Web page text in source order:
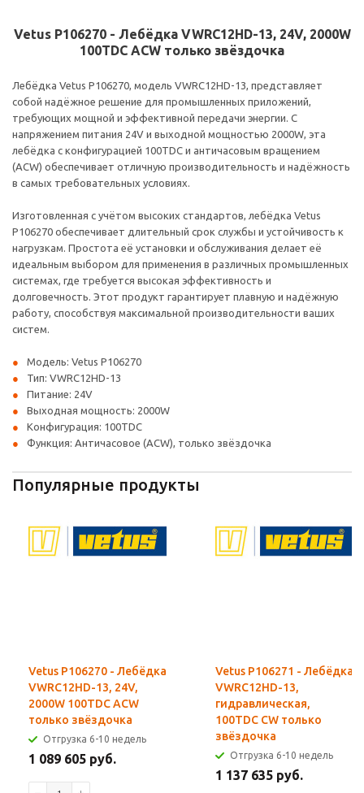
Vetus P106270 - Лебёдка VWRC12HD-13, 24V, 2000W
100TDC ACW только звёздочка
Лебёдка Vetus P106270, модель VWRC12HD-13, представляет
собой надёжное решение для промышленных приложений,
требующих мощной и эффективной передачи энергии. С
напряжением питания 24V и выходной мощностью 2000W, эта
лебёдка с конфигурацией 100TDC и античасовым вращением
(ACW) обеспечивает отличную производительность и надёжность
в самых требовательных условиях.
Изготовленная с учётом высоких стандартов, лебёдка Vetus
P106270 обеспечивает длительный срок службы и устойчивость к
нагрузкам. Простота её установки и обслуживания делает её
идеальным выбором для применения в различных промышленных
системах, где требуется высокая эффективность и
долговечность. Этот продукт гарантирует плавную и надёжную
работу, способствуя максимальной производительности ваших
систем.
Модель: Vetus P106270
Тип: VWRC12HD-13
Питание: 24V
Выходная мощность: 2000W
Конфигурация: 100TDC
Функция: Античасовое (ACW), только звёздочка
Популярные продукты
Vetus P106270 - Лебёдка
VWRC12HD-13, 24V,
2000W 100TDC ACW
только звёздочка
Отгрузка 6-10 недель
1 089 605 руб.
Vetus P106271 - Лебёдка
VWRC12HD-13,
гидравлическая,
100TDC CW только
звёздочка
Отгрузка 6-10 недель
1 137 635 руб.